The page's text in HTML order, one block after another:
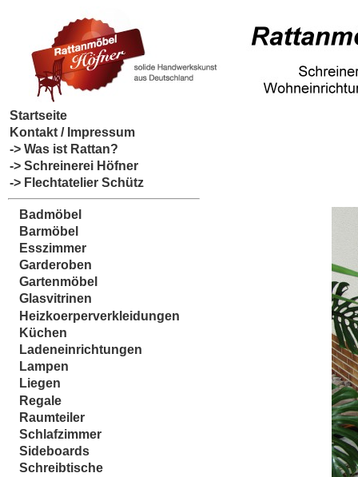
Startseite
Kontakt / Impressum
-> Was ist Rattan?
-> Schreinerei Höfner
-> Flechtatelier Schütz
Badmöbel
Barmöbel
Esszimmer
Garderoben
Gartenmöbel
Glasvitrinen
Heizkoerperverkleidungen
Küchen
Ladeneinrichtungen
Lampen
Liegen
Regale
Raumteiler
Schlafzimmer
Sideboards
Schreibtische